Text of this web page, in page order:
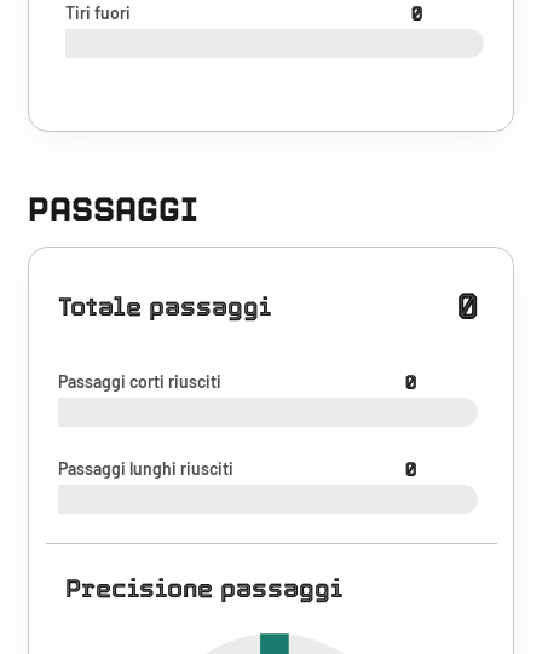
Tiri fuori 0
PASSAGGI
Totale passaggi 0
Passaggi corti riusciti 0
Passaggi lunghi riusciti 0
Precisione passaggi